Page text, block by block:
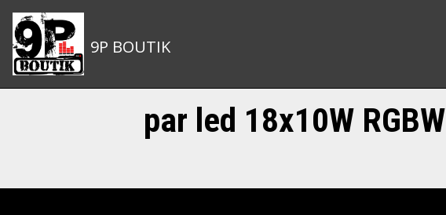
9P BOUTIK
par led 18x10W RGBW